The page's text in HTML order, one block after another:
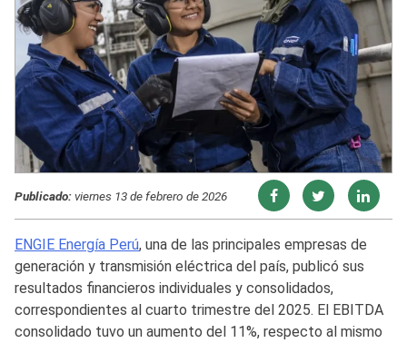
Publicado:viernes 13 de febrero de 2026
ENGIE Energía Perú, una de las principales empresas de
generación y transmisión eléctrica del país, publicó sus
resultados financieros individuales y consolidados,
correspondientes al cuarto trimestre del 2025. El EBITDA
consolidado tuvo un aumento del 11%, respecto al mismo